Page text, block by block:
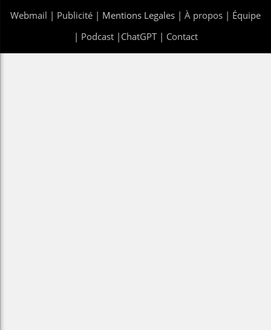
Webmail | Publicité | Mentions Legales | À propos | Équipe
| Podcast| ChatGPT| Contact